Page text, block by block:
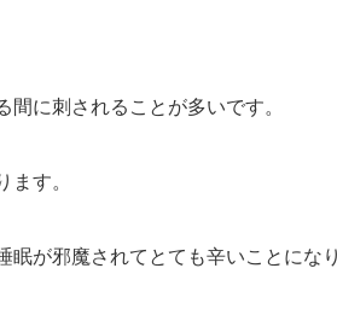
に刺されることが多いです。
す。
が邪魔されてとても辛いことになり